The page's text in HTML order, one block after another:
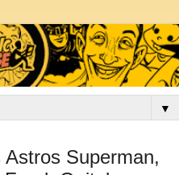
▼
Superman,